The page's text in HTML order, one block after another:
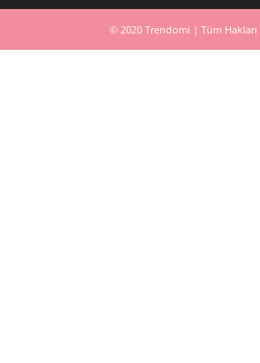
© 2020 Trendomi | Tüm Hakları